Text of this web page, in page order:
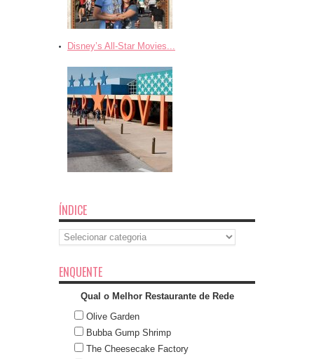
Disney’s All-Star Movies...
ÍNDICE
Índice
ENQUENTE
Qual o Melhor Restaurante de Rede
Olive Garden
Bubba Gump Shrimp
The Cheesecake Factory